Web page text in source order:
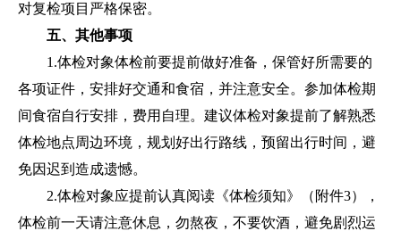
对复检项目严格保密。
五、其他事项
1.体检对象体检前要提前做好准备，保管好所需要的
各项证件，安排好交通和食宿，并注意安全。参加体检期
间食宿自行安排，费用自理。建议体检对象提前了解熟悉
体检地点周边环境，规划好出行路线，预留出行时间，避
免因迟到造成遗憾。
2.体检对象应提前认真阅读《体检须知》（附件3），
体检前一天请注意休息，勿熬夜，不要饮酒，避免剧烈运